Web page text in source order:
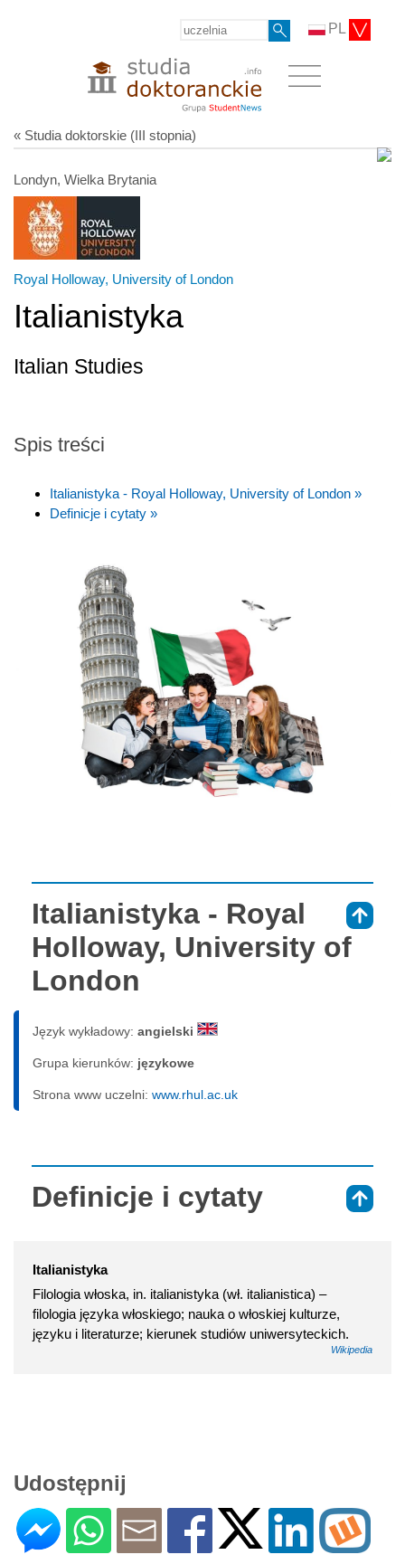
PL
« Studia doktorskie (III stopnia)
Londyn, Wielka Brytania
Royal Holloway, University of London
Italianistyka
Italian Studies
Spis treści
Italianistyka - Royal Holloway, University of London »
Definicje i cytaty »
Italianistyka - Royal
Holloway, University of
London
Język wykładowy: angielski
Grupa kierunków: językowe
Strona www uczelni: www.rhul.ac.uk
Definicje i cytaty
Italianistyka
Filologia włoska, in. italianistyka (wł. italianistica) –
filologia języka włoskiego; nauka o włoskiej kulturze,
języku i literaturze; kierunek studiów uniwersyteckich.
Wikipedia
Udostępnij